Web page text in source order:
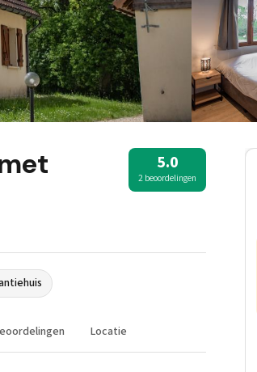
5.0
2 beoordelingen
Locatie